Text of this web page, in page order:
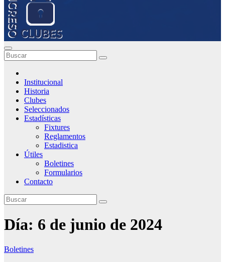
Institucional
Historia
Clubes
Seleccionados
Estadísticas
Fixtures
Reglamentos
Estadistica
Útiles
Boletines
Formularios
Contacto
Día: 6 de junio de 2024
Boletines